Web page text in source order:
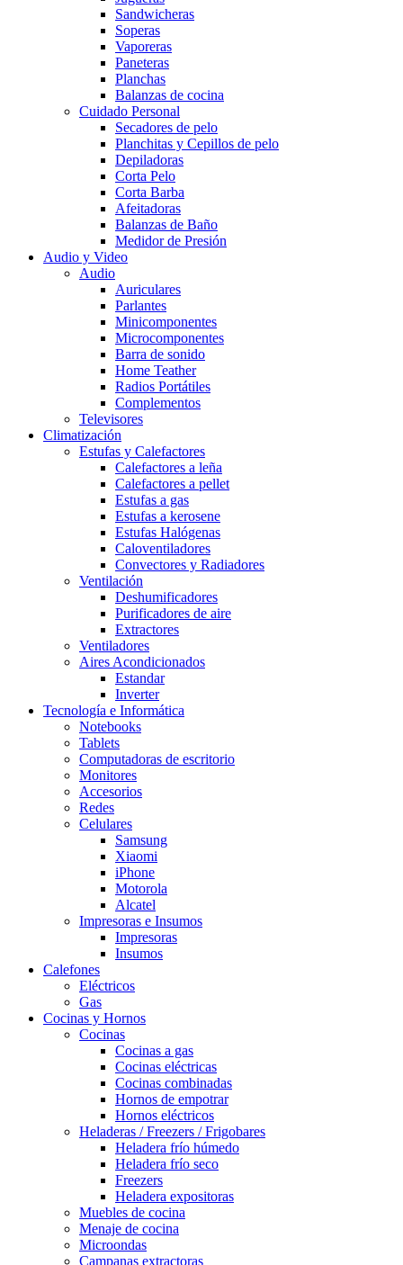
Sandwicheras
Soperas
Vaporeras
Paneteras
Planchas
Balanzas de cocina
Cuidado Personal
Secadores de pelo
Planchitas y Cepillos de pelo
Depiladoras
Corta Pelo
Corta Barba
Afeitadoras
Balanzas de Baño
Medidor de Presión
Audio y Video
Audio
Auriculares
Parlantes
Minicomponentes
Microcomponentes
Barra de sonido
Home Teather
Radios Portátiles
Complementos
Televisores
Climatización
Estufas y Calefactores
Calefactores a leña
Calefactores a pellet
Estufas a gas
Estufas a kerosene
Estufas Halógenas
Caloventiladores
Convectores y Radiadores
Ventilación
Deshumificadores
Purificadores de aire
Extractores
Ventiladores
Aires Acondicionados
Estandar
Inverter
Tecnología e Informática
Notebooks
Tablets
Computadoras de escritorio
Monitores
Accesorios
Redes
Celulares
Samsung
Xiaomi
iPhone
Motorola
Alcatel
Impresoras e Insumos
Impresoras
Insumos
Calefones
Eléctricos
Gas
Cocinas y Hornos
Cocinas
Cocinas a gas
Cocinas eléctricas
Cocinas combinadas
Hornos de empotrar
Hornos eléctricos
Heladeras / Freezers / Frigobares
Heladera frío húmedo
Heladera frío seco
Freezers
Heladera expositoras
Muebles de cocina
Menaje de cocina
Microondas
Campanas extractoras